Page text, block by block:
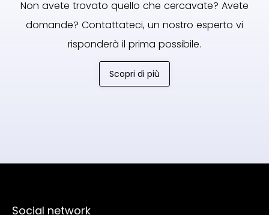
Non avete trovato quello che cercavate? Avete
domande? Contattateci, un nostro esperto vi
risponderà il prima possibile.
Scopri di più
Social network